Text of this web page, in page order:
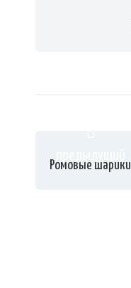
Ромовые шарики